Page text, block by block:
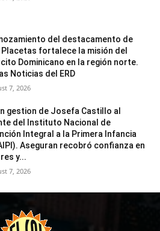
del destacamento de
Placetas fortalece la misión del
Dominicano en la región norte.
Noticias del ERD
7, 2026
gestion de Josefa Castillo al
del Instituto Nacional de
Integral a la Primera Infancia
Aseguran recobró confianza en
y...
7, 2026